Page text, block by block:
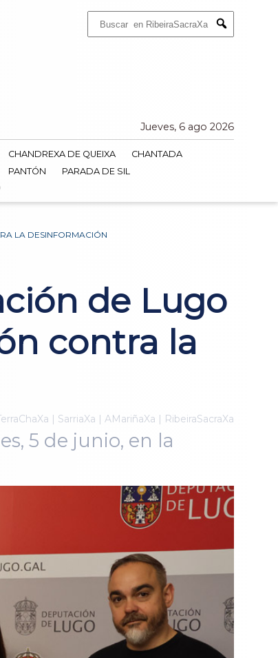
Submit
Jueves, 6 ago 2026
CHANDREXA DE QUEIXA
CHANTADA
PANTÓN
PARADA DE SIL
LA DESINFORMACIÓN
de Lugo
contra la
| SarriaXa | AMariñaXa | RibeiraSacraXa
5 de junio, en la